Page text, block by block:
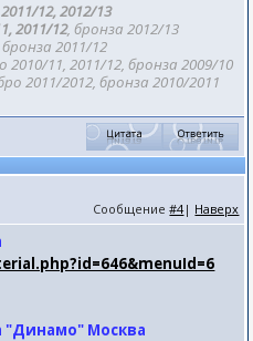
12, 2012/13
2011/12, бронза 2012/13
бронза 2011/12
2010/11, 2011/12, бронза 2009/10
2011/2012, бронза 2010/2011
Сообщение#4| Наверх
"Динамо" Москва